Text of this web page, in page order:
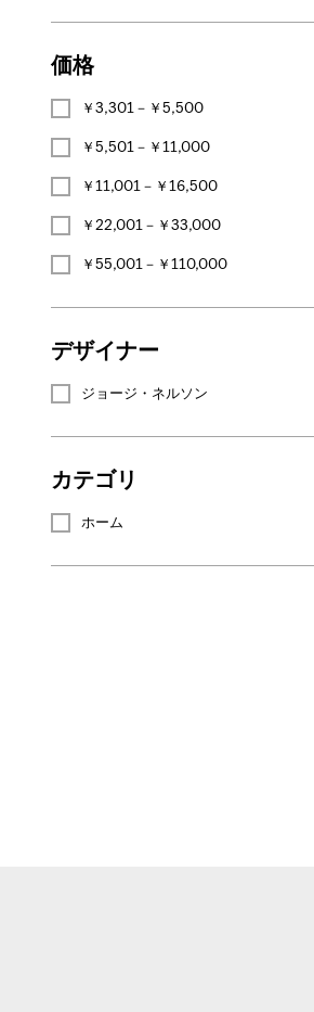
価格
￥3,301－￥5,500
￥5,501－￥11,000
￥11,001－￥16,500
￥22,001－￥33,000
￥55,001－￥110,000
デザイナー
ジョージ・ネルソン
カテゴリ
ホーム